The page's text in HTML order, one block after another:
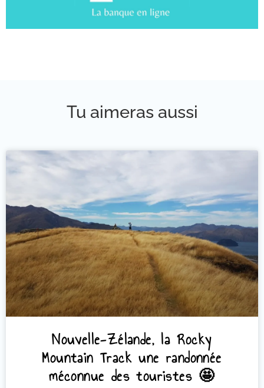
Tu aimeras aussi
Nouvelle-Zélande, la Rocky
Mountain Track une randonnée
méconnue des touristes 🤩